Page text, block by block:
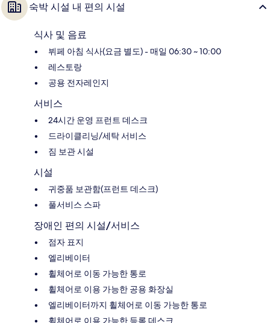
숙박 시설 내 편의 시설
식사 및 음료
뷔페 아침 식사(요금 별도) - 매일 06:30 ~ 10:00
레스토랑
공용 전자레인지
서비스
24시간 운영 프런트 데스크
드라이클리닝/세탁 서비스
짐 보관 시설
시설
귀중품 보관함(프런트 데스크)
풀서비스 스파
장애인 편의 시설/서비스
점자 표지
엘리베이터
휠체어로 이동 가능한 통로
휠체어로 이용 가능한 공용 화장실
엘리베이터까지 휠체어로 이동 가능한 통로
휠체어로 이용 가능한 등록 데스크